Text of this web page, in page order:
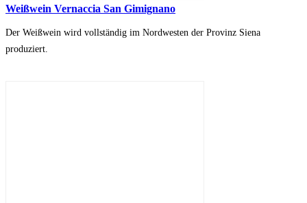
Weißwein Vernaccia San Gimignano
Der Weißwein wird vollständig im Nordwesten der Provinz Siena
produziert.